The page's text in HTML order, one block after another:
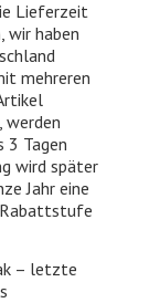
Lieferzeit
wir haben
mehreren
werden
3 Tagen
wird später
Jahr eine
– letzte